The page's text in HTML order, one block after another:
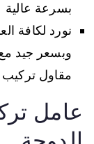
بسرعة عالية
نورد لكافة
وبسعر جيد
مقاول تركيب
عامل